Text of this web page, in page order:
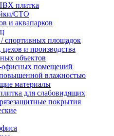
плитка
СТО
и аквапарков
/ спортивных площадок
цехов и производства
объектов
офисных помещений
влажностью
материалы
для слабовидящих
покрытия